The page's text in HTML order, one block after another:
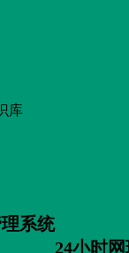
库
系统
24小时